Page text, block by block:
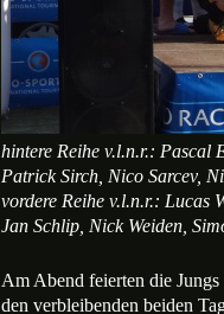
hintere Reihe v.l.n.r.: Pascal
Patrick Sirch, Nico Sarcev,
vordere Reihe v.l.n.r.: Lucas
Jan Schlip, Nick Weiden,
Am Abend feierten die
den verbleibenden beiden